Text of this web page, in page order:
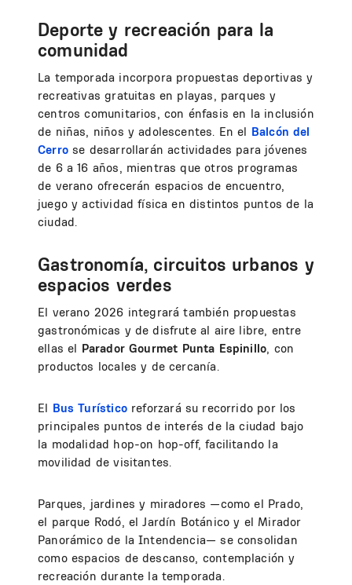
Deporte y recreación para la
comunidad
La temporada incorpora propuestas deportivas y
recreativas gratuitas en playas, parques y
centros comunitarios, con énfasis en la inclusión
de niñas, niños y adolescentes. En el Balcón del
Cerrose desarrollarán actividades para jóvenes
de 6 a 16 años, mientras que otros programas
de verano ofrecerán espacios de encuentro,
juego y actividad física en distintos puntos de la
ciudad.
Gastronomía, circuitos urbanos y
espacios verdes
El verano 2026 integrará también propuestas
gastronómicas y de disfrute al aire libre, entre
ellas el Parador Gourmet Punta Espinillo, con
productos locales y de cercanía.
El Bus Turísticoreforzará su recorrido por los
principales puntos de interés de la ciudad bajo
la modalidad hop-on hop-off, facilitando la
movilidad de visitantes.
Parques, jardines y miradores —como el Prado,
el parque Rodó, el Jardín Botánico y el Mirador
Panorámico de la Intendencia— se consolidan
como espacios de descanso, contemplación y
recreación durante la temporada.